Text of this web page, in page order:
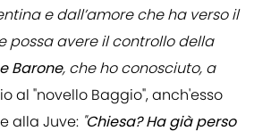
e dall’amore che ha verso il
possa avere il controllo della
Barone, che ho conosciuto, a
al "novello Baggio", anch'esso
alla Juve: "Chiesa? Ha già perso